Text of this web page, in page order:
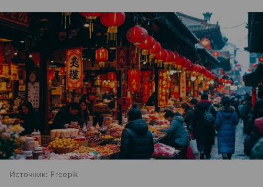
Источник: Freepik